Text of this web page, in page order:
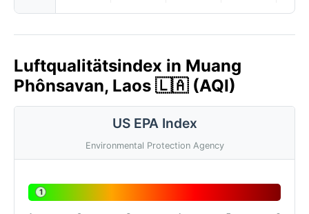
Luftqualitätsindex in Muang
Phônsavan, Laos 🇱🇦 (AQI)
US EPA Index
Environmental Protection Agency
1